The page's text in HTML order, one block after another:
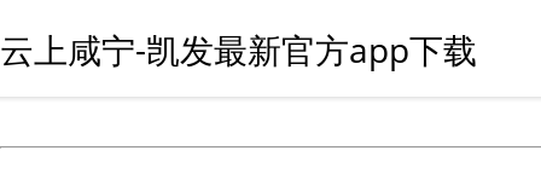
云上咸宁-凯发最新官方app下载